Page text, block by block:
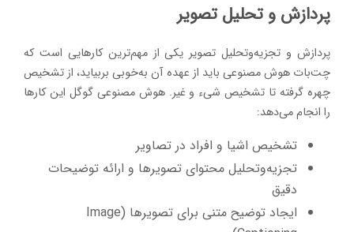
پردازش و تحلیل تصویر
پردازش و تجزیه‌وتحلیل تصویر یکی از مهم‌ترین کارهایی است که
چت‌بات هوش مصنوعی باید از عهده آن به‌خوبی بربیاید، از تشخیص
چهره گرفته تا تشخیص شیء و غیر. هوش مصنوعی گوگل این کارها
را انجام می‌دهد:
تشخیص اشیا و افراد در تصاویر
تجزیه‌وتحلیل محتوای تصویرها و ارائه توضیحات
دقیق
ایجاد توضیح متنی برای تصویرها (Image